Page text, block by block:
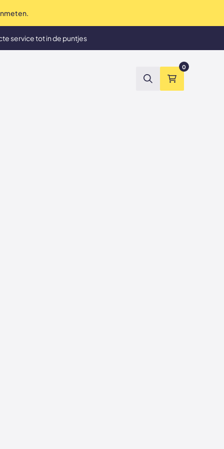
service tot in de puntjes
ZoekenWinkelmand
0